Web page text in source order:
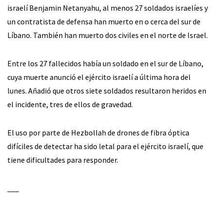
israelí Benjamin Netanyahu, al menos 27 soldados israelíes y
un contratista de defensa han muerto en o cerca del sur de
Líbano. También han muerto dos civiles en el norte de Israel.
Entre los 27 fallecidos había un soldado en el sur de Líbano,
cuya muerte anunció el ejército israelí a última hora del
lunes. Añadió que otros siete soldados resultaron heridos en
el incidente, tres de ellos de gravedad.
El uso por parte de Hezbollah de drones de fibra óptica
difíciles de detectar ha sido letal para el ejército israelí, que
tiene dificultades para responder.